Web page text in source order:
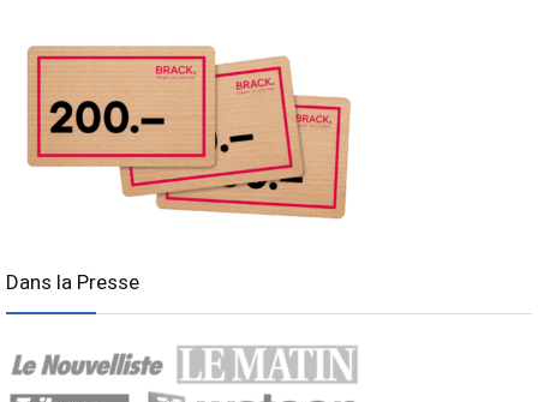
Dans la Presse